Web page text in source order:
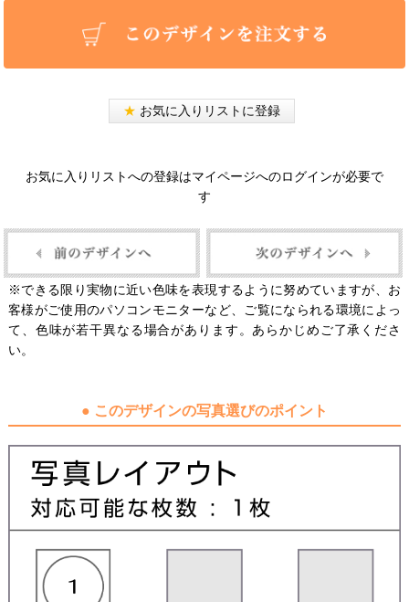
★ お気に入りリストに登録
お気に入りリストへの登録はマイページへのログインが必要で
す
※できる限り実物に近い色味を表現するように努めていますが、お
客様がご使用のパソコンモニターなど、ご覧になられる環境によっ
て、色味が若干異なる場合があります。あらかじめご了承くださ
い。
● このデザインの写真選びのポイント